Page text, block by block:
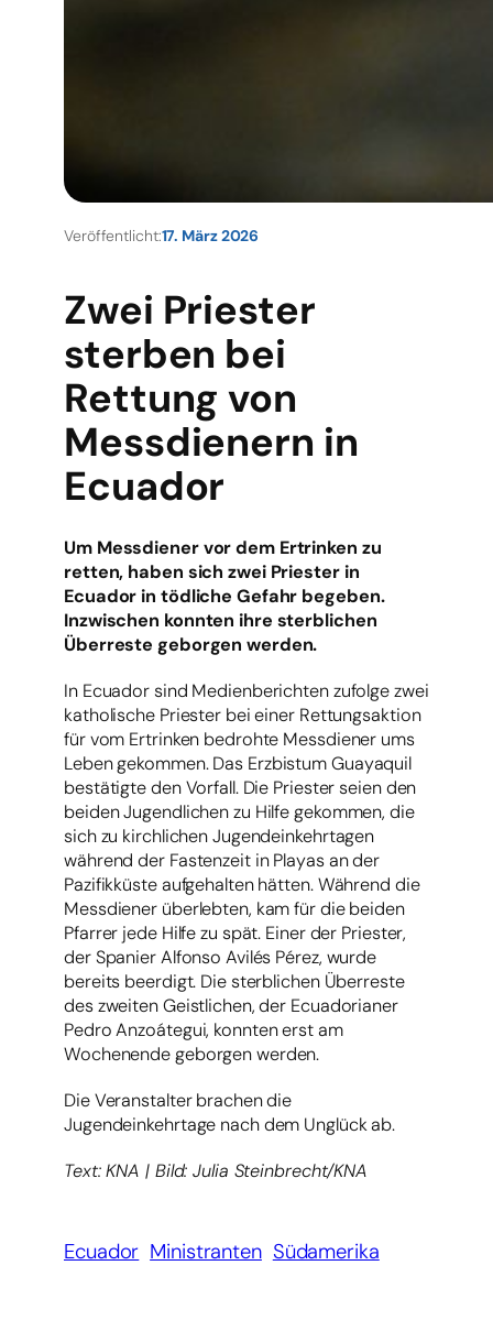
Veröffentlicht:17. März 2026
Zwei Priester
sterben bei
Rettung von
Messdienern in
Ecuador
Um Messdiener vor dem Ertrinken zu
retten, haben sich zwei Priester in
Ecuador in tödliche Gefahr begeben.
Inzwischen konnten ihre sterblichen
Überreste geborgen werden.
In Ecuador sind Medienberichten zufolge zwei
katholische Priester bei einer Rettungsaktion
für vom Ertrinken bedrohte Messdiener ums
Leben gekommen. Das Erzbistum Guayaquil
bestätigte den Vorfall. Die Priester seien den
beiden Jugendlichen zu Hilfe gekommen, die
sich zu kirchlichen Jugendeinkehrtagen
während der Fastenzeit in Playas an der
Pazifikküste aufgehalten hätten. Während die
Messdiener überlebten, kam für die beiden
Pfarrer jede Hilfe zu spät. Einer der Priester,
der Spanier Alfonso Avilés Pérez, wurde
bereits beerdigt. Die sterblichen Überreste
des zweiten Geistlichen, der Ecuadorianer
Pedro Anzoátegui, konnten erst am
Wochenende geborgen werden.
Die Veranstalter brachen die
Jugendeinkehrtage nach dem Unglück ab.
Text: KNA | Bild: Julia Steinbrecht/KNA
Ecuador Ministranten Südamerika